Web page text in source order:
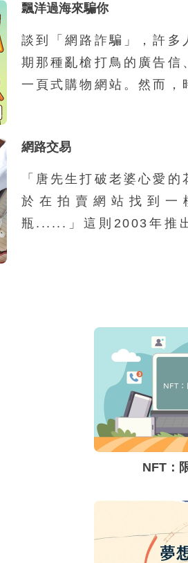
飄洋過海來騙你
談到「網路詐騙」，許多
期那種亂槍打鳥的廣告信
一頁式購物網站。然而，
產業鏈。過去的網路詐騙
對象、一次性接觸、以靜
的模式，往往在初次接觸
受害者前往不明網站，要
網路交易
「唐先生打破老婆心愛的
於在拍賣網站找到一
瓶......」這則2003年推
騙問題。要知道網路交
型，如何防範交易詐騙及
便顯得很重要。
NFT：